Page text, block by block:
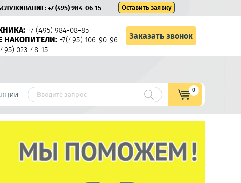
+7 (495) 984-06-15 Оставить заявку
+7 (495) 984-08-85
НАКОПИТЕЛИ: +7(495) 106-90-96
023-48-15
Заказать звонок
0